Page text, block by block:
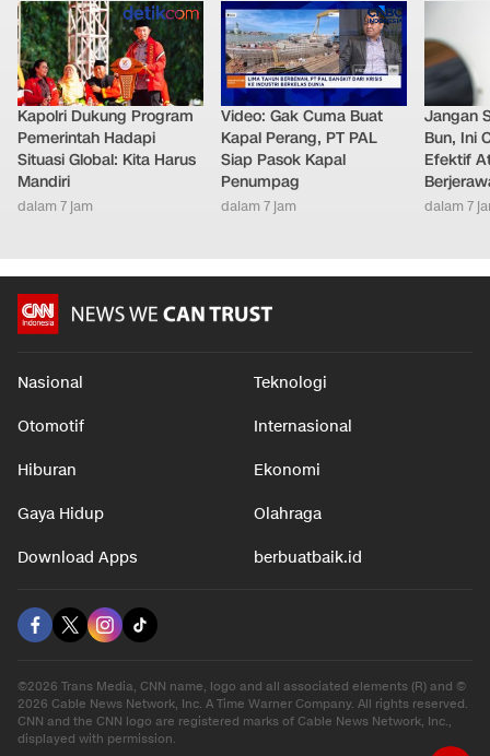
Kapolri Dukung Program
Pemerintah Hadapi
Situasi Global: Kita Harus
Mandiri
dalam 7 jam
Video: Gak Cuma Buat
Kapal Perang, PT PAL
Siap Pasok Kapal
Penumpag
dalam 7 jam
Jangan
Bun, Ini
Efektif
dalam 7
Nasional Teknologi
Otomotif Internasional
Hiburan Ekonomi
Gaya Hidup Olahraga
Download Apps berbuatbaik.id
©2026 Trans Media, CNN name, logo and all associated elements (R) and ©
2026 Cable News Network, Inc. A Time Warner Company. All rights reserved.
CNN and the CNN logo are registered marks of Cable News Network, Inc.,
displayed with permission.